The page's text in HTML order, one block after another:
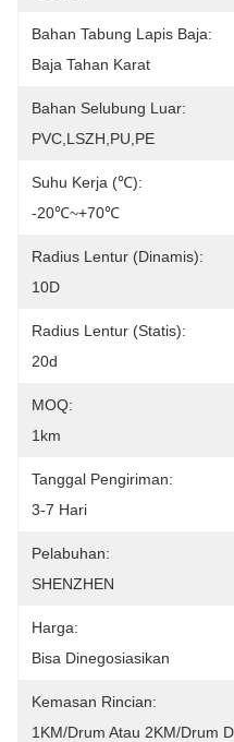
Bahan Tabung Lapis Baja:
Baja Tahan Karat
Bahan Selubung Luar:
PVC,LSZH,PU,PE
Suhu Kerja (℃):
-20℃~+70℃
Radius Lentur (Dinamis):
10D
Radius Lentur (Statis):
20d
MOQ:
1km
Tanggal Pengiriman:
3-7 Hari
Pelabuhan:
SHENZHEN
Harga:
Bisa Dinegosiasikan
Kemasan Rincian:
1KM/drum Atau 2KM/drum